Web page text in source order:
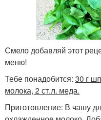
Смело добавляй этот
меню!
Тебе понадобится: 30 г
молока, 2 ст.л. меда.
Приготовление: В чашу